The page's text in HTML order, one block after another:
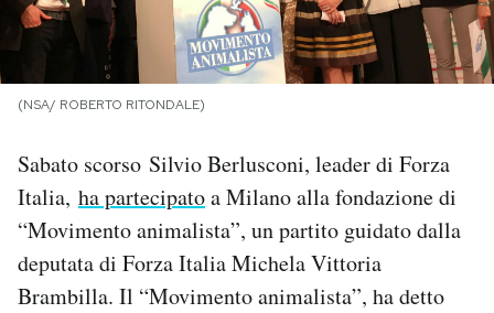
I MIEI PREFERITI
CALENDARIO
AREA PERSONALE
(NSA/ ROBERTO RITONDALE)
Sabato scorso Silvio Berlusconi, leader di Forza
Italia, ha partecipatoa Milano alla fondazione di
“Movimento animalista”, un partito guidato dalla
deputata di Forza Italia Michela Vittoria
Brambilla. Il “Movimento animalista”, ha detto